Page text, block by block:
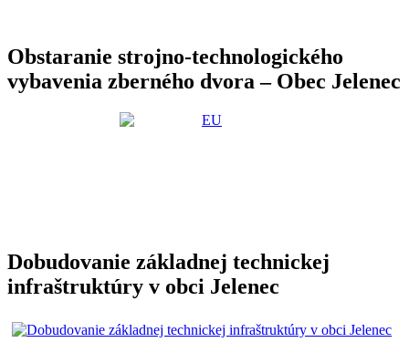
Obstaranie strojno-technologického
vybavenia zberného dvora – Obec Jelenec
Dobudovanie základnej technickej
infraštruktúry v obci Jelenec